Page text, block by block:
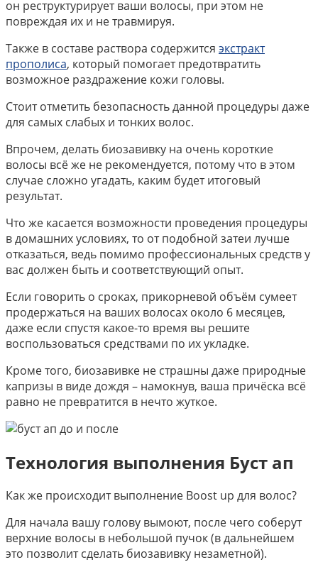
он реструктурирует ваши волосы, при этом не
повреждая их и не травмируя.
Также в составе раствора содержится экстракт
прополиса, который помогает предотвратить
возможное раздражение кожи головы.
Стоит отметить безопасность данной процедуры даже
для самых слабых и тонких волос.
Впрочем, делать биозавивку на очень короткие
волосы всё же не рекомендуется, потому что в этом
случае сложно угадать, каким будет итоговый
результат.
Что же касается возможности проведения процедуры
в домашних условиях, то от подобной затеи лучше
отказаться, ведь помимо профессиональных средств у
вас должен быть и соответствующий опыт.
Если говорить о сроках, прикорневой объём сумеет
продержаться на ваших волосах около 6 месяцев,
даже если спустя какое-то время вы решите
воспользоваться средствами по их укладке.
Кроме того, биозавивке не страшны даже природные
капризы в виде дождя – намокнув, ваша причёска всё
равно не превратится в нечто жуткое.
Технология выполнения Буст ап
Как же происходит выполнение Boost up для волос?
Для начала вашу голову вымоют, после чего соберут
верхние волосы в небольшой пучок (в дальнейшем
это позволит сделать биозавивку незаметной).